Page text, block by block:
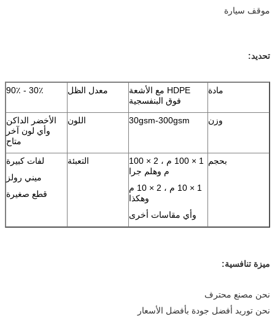
موقف سيارة
تحديد:
مادة
HDPE مع الأشعة
فوق البنفسجية
معدل الظل 30٪ - 90٪
وزن 30gsm-300gsm اللون
الأخضر الداكن
وأي لون آخر
متاح
بحجم
1 × 100 م ، 2 × 100
م وهلم جرا
1 × 10 م ، 2 × 10 م
وهكذا
وأي مقاسات أخرى
التعبئة
لفات كبيرة
ميني رولز
قطع صغيرة
ميزة تنافسية:
نحن مصنع محترف
نحن توريد أفضل جودة بأفضل الأسعار